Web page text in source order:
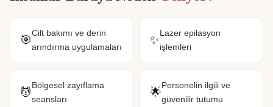
🎯
Cilt bakımı ve derin
arındırma uygulamaları
✨
Lazer epilasyon
işlemleri
💆
Bölgesel zayıflama
seansları
🌟
Personelin ilgili ve
güvenilir tutumu